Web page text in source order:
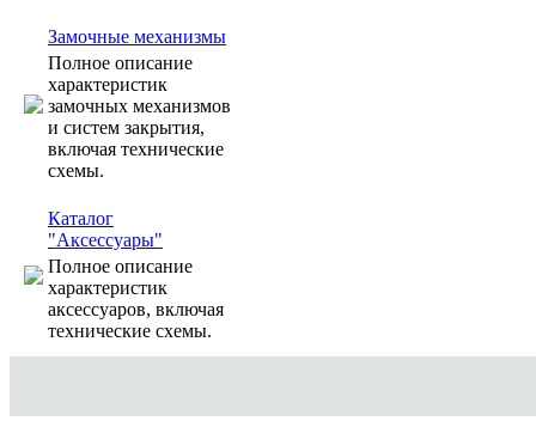
Замочные механизмы
Полное описание
характеристик
замочных механизмов
и систем закрытия,
включая технические
схемы.
Каталог
"Аксессуары"
Полное описание
характеристик
аксессуаров, включая
технические схемы.